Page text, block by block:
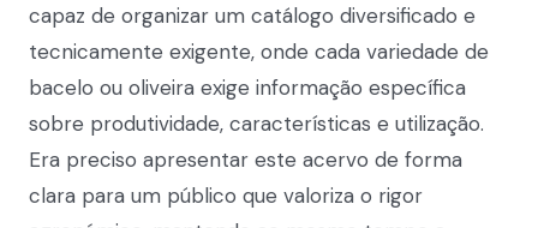
capaz de organizar um catálogo diversificado e
tecnicamente exigente, onde cada variedade de
bacelo ou oliveira exige informação específica
sobre produtividade, características e utilização.
Era preciso apresentar este acervo de forma
clara para um público que valoriza o rigor